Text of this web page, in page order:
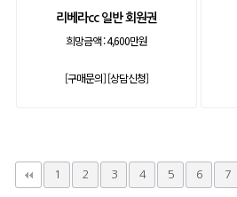
리베라cc 일반 회원권
희망금액 :4,600만원
[구매문의][상담신청]
1 2 3 4 5 6 7